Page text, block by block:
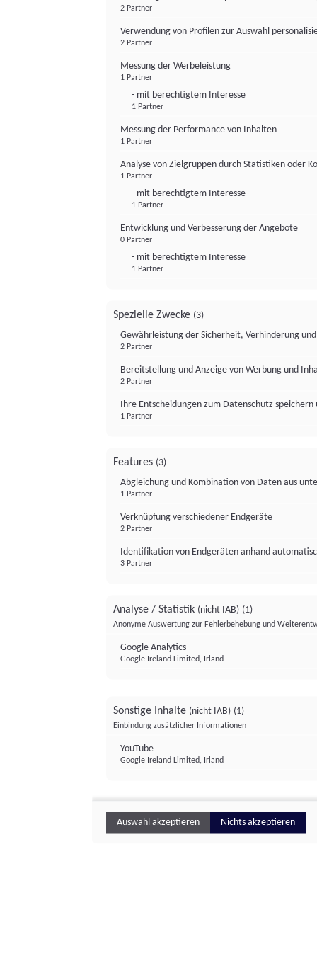
2 Partner
Verwendung von Profilen zur Auswahl
2 Partner
Messung der Werbeleistung
1 Partner
- mit berechtigtem Interesse
1 Partner
Messung der Performance von Inhalten
1 Partner
Analyse von Zielgruppen durch Statistiken oder
1 Partner
- mit berechtigtem Interesse
1 Partner
Entwicklung und Verbesserung der Angebote
0 Partner
- mit berechtigtem Interesse
1 Partner
Spezielle Zwecke (3)
Gewährleistung der Sicherheit, Verhinderung
2 Partner
Bereitstellung und Anzeige von Werbung und
2 Partner
Ihre Entscheidungen zum Datenschutz
1 Partner
Features (3)
Abgleichung und Kombination von Daten aus
1 Partner
Verknüpfung verschiedener Endgeräte
2 Partner
Identifikation von Endgeräten anhand
3 Partner
Analyse / Statistik (nicht IAB) (1)
Anonyme Auswertung zur Fehlerbehebung und
Google Analytics
Google Ireland Limited, Irland
Sonstige Inhalte (nicht IAB) (1)
Einbindung zusätzlicher Informationen
YouTube
Google Ireland Limited, Irland
Auswahl akzeptieren Nichts akzeptieren